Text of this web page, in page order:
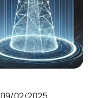
09/02/2025